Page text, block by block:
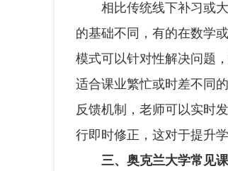
相比传统线下补习或大
的基础不同，有的在数学
模式可以针对性解决问题
适合课业繁忙或时差不同
反馈机制，老师可以实时
行即时修正，这对于提升
三、奥克兰大学常见